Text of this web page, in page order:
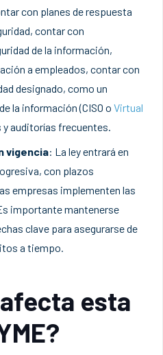
con planes de respuesta
contar con
de la información,
a empleados, contar con
designado, como un
la información (CISO o Virtual
y auditorías frecuentes.
vigencia: La ley entrará en
con plazos
empresas implementen las
importante mantenerse
clave para asegurarse de
a tiempo.
esta